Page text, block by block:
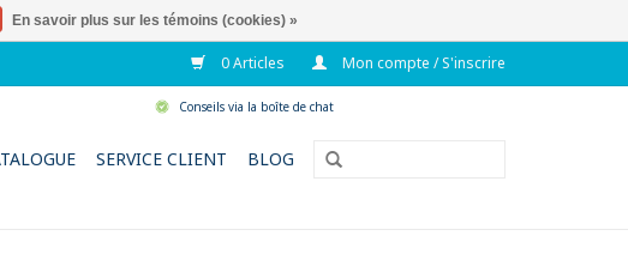
0 Articles Mon compte / S'inscrire
Conseils via la boîte de chat
SERVICE CLIENT BLOG
En savoir plus sur les témoins (cookies) »